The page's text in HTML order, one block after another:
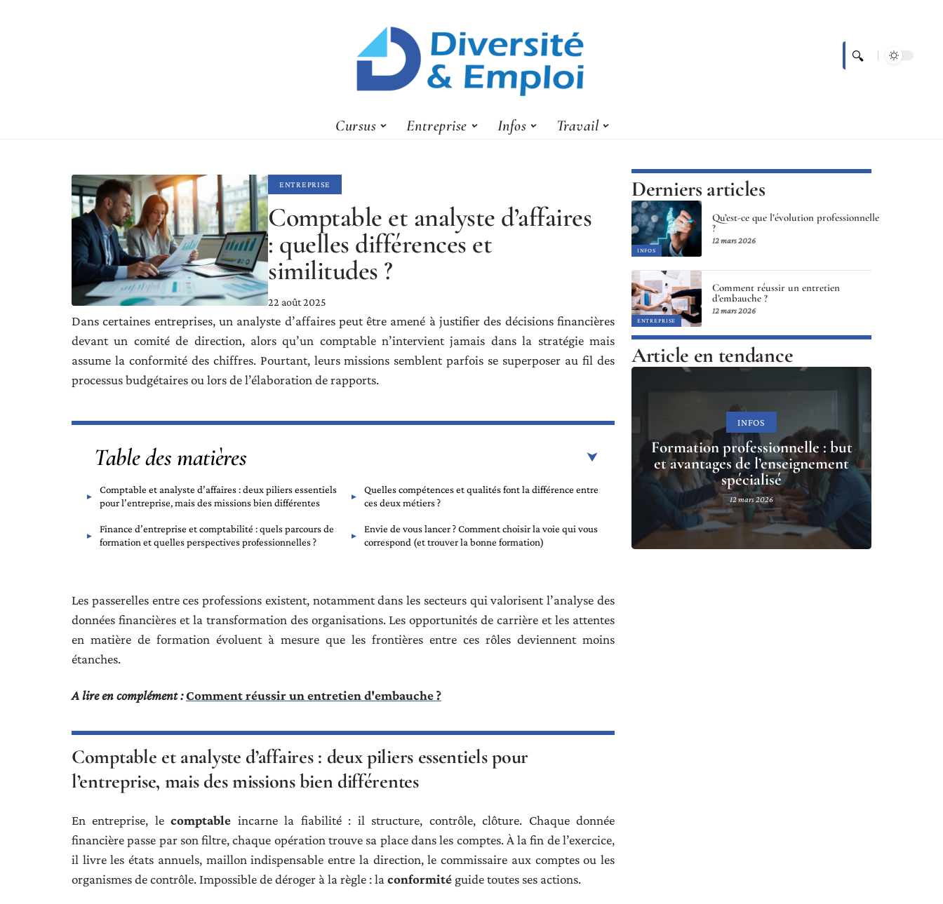
Cursus Entreprise Infos Travail
ENTREPRISE
Comptable et analyste d’affaires
: quelles différences et
similitudes ?
22 août 2025
Dans certaines entreprises, un analyste d’affaires peut être amené à justifier des décisions financières
devant un comité de direction, alors qu’un comptable n’intervient jamais dans la stratégie mais
assume la conformité des chiffres. Pourtant, leurs missions semblent parfois se superposer au fil des
processus budgétaires ou lors de l’élaboration de rapports.
Table des matières
Comptable et analyste d’affaires : deux piliers essentiels
pour l’entreprise, mais des missions bien différentes
Quelles compétences et qualités font la différence entre
ces deux métiers ?
Finance d’entreprise et comptabilité : quels parcours de
formation et quelles perspectives professionnelles ?
Envie de vous lancer ? Comment choisir la voie qui vous
correspond (et trouver la bonne formation)
Les passerelles entre ces professions existent, notamment dans les secteurs qui valorisent l’analyse des
données financières et la transformation des organisations. Les opportunités de carrière et les attentes
en matière de formation évoluent à mesure que les frontières entre ces rôles deviennent moins
étanches.
A lire en complément :Comment réussir un entretien d'embauche ?
Comptable et analyste d’affaires : deux piliers essentiels pour
l’entreprise, mais des missions bien différentes
En entreprise, lecomptable incarne la fiabilité : il structure, contrôle, clôture. Chaque donnée
financière passe par son filtre, chaque opération trouve sa place dans les comptes. À la fin de l’exercice,
il livre les états annuels, maillon indispensable entre la direction, le commissaire aux comptes ou les
organismes de contrôle. Impossible de déroger à la règle : la conformité guide toutes ses actions.
Derniers articles
INFOS
Qu’est-ce que l’évolution professionnelle
?
12 mars 2026
ENTREPRISE
Comment réussir un entretien
d’embauche ?
12 mars 2026
Article en tendance
INFOS
Formation professionnelle : but
et avantages de l’enseignement
spécialisé
12 mars 2026